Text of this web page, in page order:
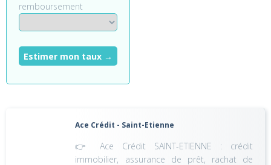
remboursement
Estimer mon taux →
Ace Crédit - Saint-Etienne
👉 Ace Crédit SAINT-ETIENNE : crédit
immobilier, assurance de prêt, rachat de